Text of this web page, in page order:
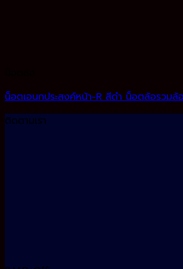
น็อตเอนกประสงค์หน้า-R สีดำ น็อตล้อรวมล้
ติดตามเรา